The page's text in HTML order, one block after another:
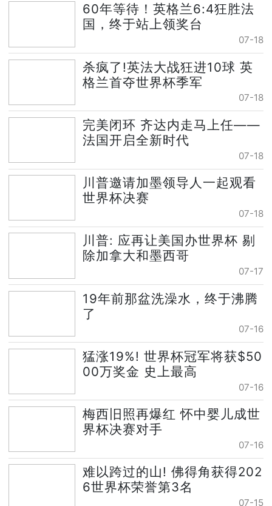
60年等待！英格兰6:4狂胜法
国，终于站上领奖台
07-18
杀疯了!英法大战狂进10球 英
格兰首夺世界杯季军
07-18
完美闭环 齐达内走马上任——
法国开启全新时代
07-18
川普邀请加墨领导人一起观看
世界杯决赛
07-18
川普: 应再让美国办世界杯 剔
除加拿大和墨西哥
07-17
19年前那盆洗澡水，终于沸腾
了
07-16
猛涨19%! 世界杯冠军将获$50
00万奖金 史上最高
07-16
梅西旧照再爆红 怀中婴儿成世
界杯决赛对手
07-16
难以跨过的山! 佛得角获得202
6世界杯荣誉第3名
07-15